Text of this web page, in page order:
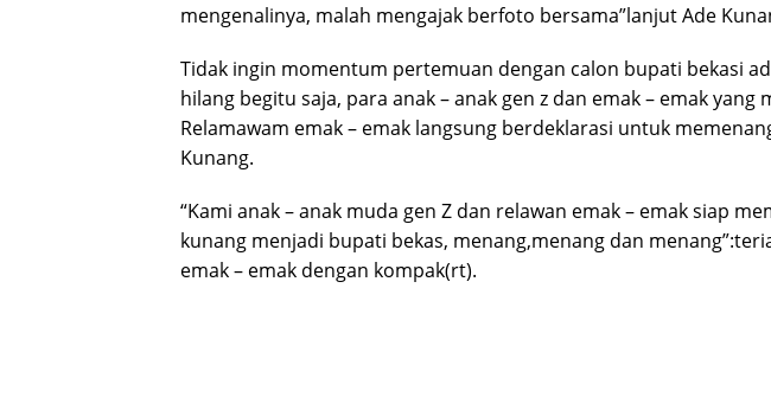
mengenalinya, malah mengajak berfoto bersama”lanjut Ade
Tidak ingin momentum pertemuan dengan calon bupati bekasi
hilang begitu saja, para anak – anak gen z dan emak – emak yang
Relamawam emak – emak langsung berdeklarasi untuk
Kunang.
“Kami anak – anak muda gen Z dan relawan emak – emak siap
kunang menjadi bupati bekas, menang,menang dan
emak – emak dengan kompak(rt).